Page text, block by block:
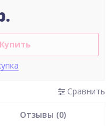
Купить
Сравнить
Отзывы (0)